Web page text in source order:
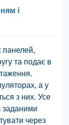
і
панелей,
та подає в
а у
з них. Усе
заданими
через